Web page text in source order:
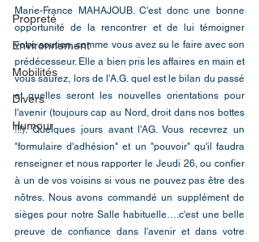
Propreté
Environnement
Mobilités
Divers
Humour
Marie-France MAHAJOUB. C'est donc une bonne
opportunité de la rencontrer et de lui témoigner
votre soutien, comme vous avez su le faire avec son
prédécesseur. Elle a bien pris les affaires en main et
vous saurez, lors de l'A.G. quel est le bilan du passé
et quelles seront les nouvelles orientations pour
l'avenir (toujours cap au Nord, droit dans nos bottes
!!!). Quelques jours avant l'AG. Vous recevrez un
"formulaire d'adhésion" et un "pouvoir" qu'il faudra
renseigner et nous rapporter le Jeudi 26, ou confier
à un de vos voisins si vous ne pouvez pas être des
nôtres. Nous avons commandé un supplément de
sièges pour notre Salle habituelle….c'est une belle
preuve de confiance dans l'avenir et dans votre